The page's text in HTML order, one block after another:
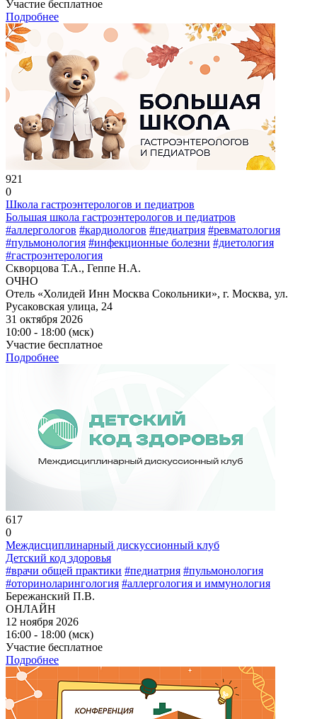
Участие бесплатное
Подробнее
921
0
Школа гастроэнтерологов и педиатров
Большая школа гастроэнтерологов и педиатров
#аллергологов #кардиологов #педиатрия #ревматология
#пульмонология #инфекционные болезни #диетология
#гастроэнтерология
Скворцова Т.А., Геппе Н.А.
ОЧНО
Отель «Холидей Инн Москва Сокольники», г. Москва, ул.
Русаковская улица, 24
31 октября 2026
10:00 - 18:00 (мск)
Участие бесплатное
Подробнее
617
0
Междисциплинарный дискуссионный клуб
Детский код здоровья
#врачи общей практики #педиатрия #пульмонология
#оториноларингология #аллергология и иммунология
Бережанский П.В.
ОНЛАЙН
12 ноября 2026
16:00 - 18:00 (мск)
Участие бесплатное
Подробнее